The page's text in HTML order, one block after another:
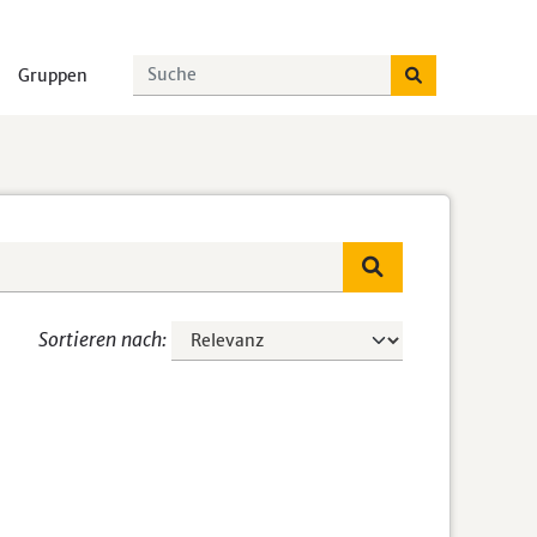
Gruppen
Sortieren nach